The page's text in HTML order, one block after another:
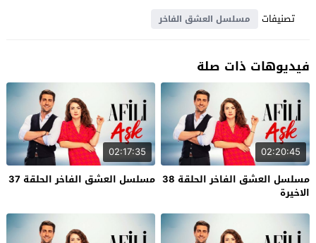
تصنيفات
مسلسل العشق الفاخر
فيديوهات ذات صلة
02:20:45
مسلسل العشق الفاخر الحلقة 38
الاخيرة
02:17:35
مسلسل العشق الفاخر الحلقة 37